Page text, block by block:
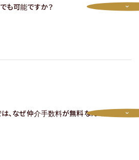
も可能ですか？
もに郵送で完結することは可能です。
、なぜ仲介手数料が無料なんですか？